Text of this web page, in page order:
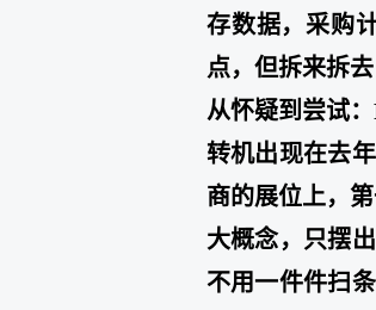
存数据，采购
点，但拆来拆
从怀疑到尝试
转机出现在去
商的展位上，
大概念，只摆
不用一件件扫